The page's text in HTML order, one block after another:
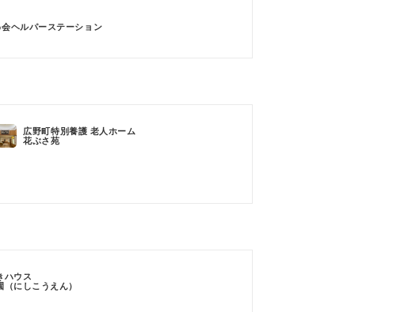
会ヘルパーステーション
広野町特別養護 老人ホーム
花ぶさ苑
ハウス
（にしこうえん）